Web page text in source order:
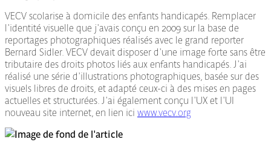
VECV scolarise à domicile des enfants handicapés. Remplacer
l'identité visuelle que j'avais conçu en 2009 sur la base de
reportages photographiques réalisés avec le grand reporter
Bernard Sidler. VECV devait disposer d'une image forte sans être
tributaire des droits photos liés aux enfants handicapés. J'ai
réalisé une série d'illustrations photographiques, basée sur des
visuels libres de droits, et adapté ceux-ci à des mises en pages
actuelles et structurées. J'ai également conçu l'UX et l'UI
nouveau site internet, en lien ici www.vecv.org